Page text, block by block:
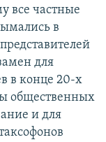
все частные
в
для
в конце 20-х
общественных
и для